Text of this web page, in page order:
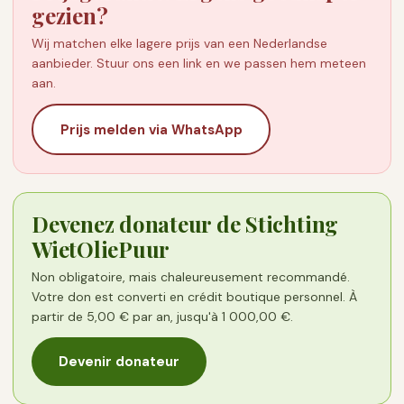
gezien?
Wij matchen elke lagere prijs van een Nederlandse
aanbieder. Stuur ons een link en we passen hem meteen
aan.
Prijs melden via WhatsApp
Devenez donateur de Stichting
WietOliePuur
Non obligatoire, mais chaleureusement recommandé.
Votre don est converti en crédit boutique personnel. À
partir de 5,00 € par an, jusqu'à 1 000,00 €.
Devenir donateur